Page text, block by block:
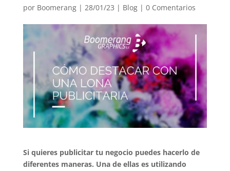
por Boomerang| 28/01/23 | Blog| 0 Comentarios
Si quieres publicitar tu negocio puedes hacerlo de
diferentes maneras. Una de ellas es utilizando